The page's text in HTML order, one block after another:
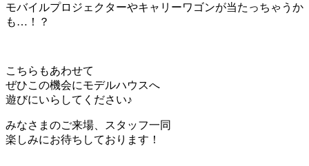
モバイルプロジェクターやキャリーワゴンが当たっちゃうか
も…！？
こちらもあわせて
ぜひこの機会にモデルハウスへ
遊びにいらしてください♪
みなさまのご来場、スタッフ一同
楽しみにお待ちしております！